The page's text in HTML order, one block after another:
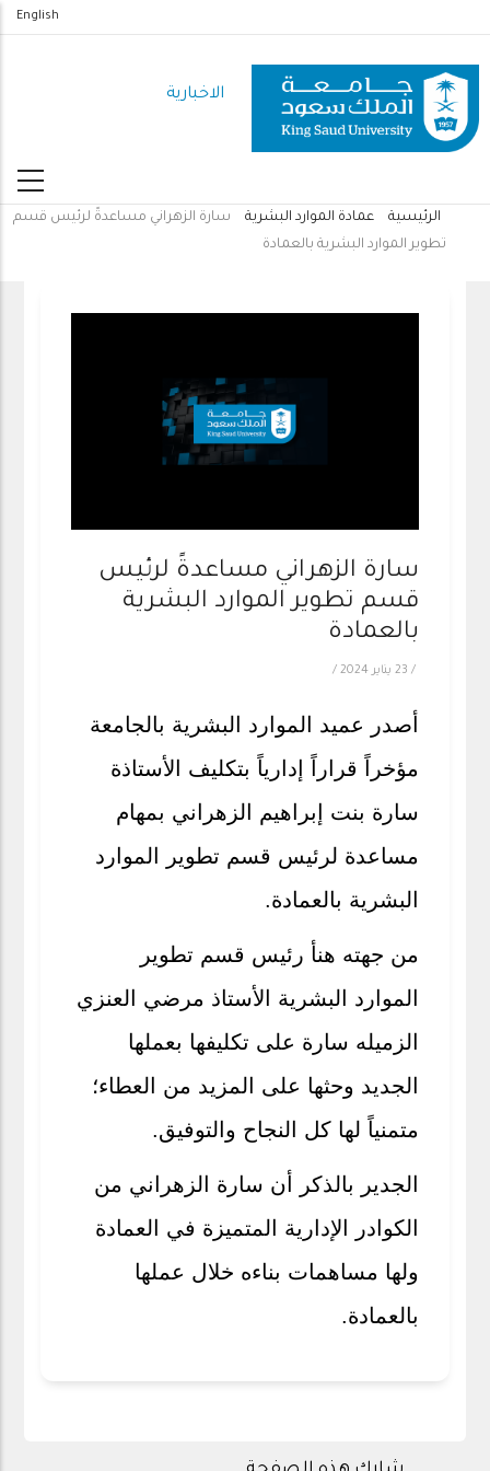
المحتوى
الرئيسي
English
الاخبارية
مسار
الرئيسية عمادة الموارد البشرية
سارة الزهراني مساعدةً لرئيس قسم
تطوير الموارد البشرية بالعمادة
سارة الزهراني مساعدةً لرئيس
قسم تطوير الموارد البشرية
بالعمادة
/ 23 يناير 2024 /
أصدر عميد الموارد البشرية بالجامعة
مؤخراً قراراً إدارياً بتكليف الأستاذة
سارة بنت إبراهيم الزهراني بمهام
مساعدة لرئيس قسم تطوير الموارد
البشرية بالعمادة.
من جهته هنأ رئيس قسم تطوير
الموارد البشرية الأستاذ مرضي العنزي
الزميله سارة على تكليفها بعملها
الجديد وحثها على المزيد من العطاء؛
متمنياً لها كل النجاح والتوفيق.
الجدير بالذكر أن سارة الزهراني من
الكوادر الإدارية المتميزة في العمادة
ولها مساهمات بناءه خلال عملها
بالعمادة.